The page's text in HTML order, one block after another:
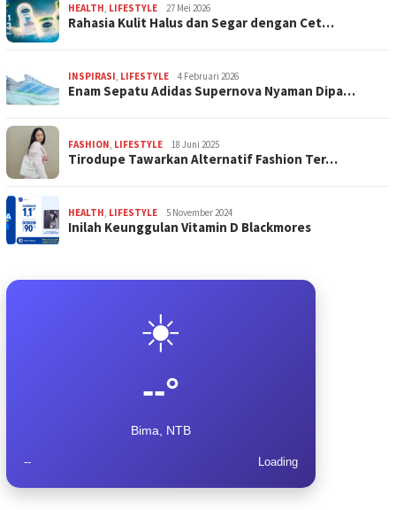
HEALTH, LIFESTYLE 27 Mei 2026
Rahasia Kulit Halus dan Segar dengan Cet…
INSPIRASI, LIFESTYLE 4 Februari 2026
Enam Sepatu Adidas Supernova Nyaman Dipa…
FASHION, LIFESTYLE 18 Juni 2025
Tirodupe Tawarkan Alternatif Fashion Ter…
HEALTH, LIFESTYLE 5 November 2024
Inilah Keunggulan Vitamin D Blackmores
☀️
--°
Bima, NTB
-- Loading